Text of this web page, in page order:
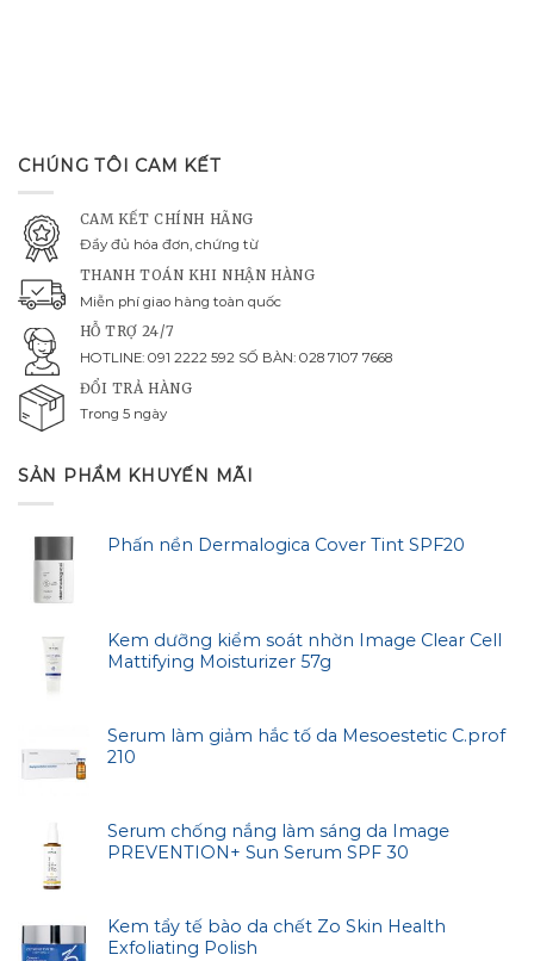
CHÚNG TÔI CAM KẾT
CAM KẾT CHÍNH HÃNG
Đầy đủ hóa đơn, chứng từ
THANH TOÁN KHI NHẬN HÀNG
Miễn phí giao hàng toàn quốc
HỖ TRỢ 24/7
HOTLINE: 091 2222 592 SỐ BÀN: 028 7107 7668
ĐỔI TRẢ HÀNG
Trong 5 ngày
SẢN PHẨM KHUYẾN MÃI
Phấn nền Dermalogica Cover Tint SPF20
Kem dưỡng kiểm soát nhờn Image Clear Cell
Mattifying Moisturizer 57g
Serum làm giảm hắc tố da Mesoestetic C.prof
210
Serum chống nắng làm sáng da Image
PREVENTION+ Sun Serum SPF 30
Kem tẩy tế bào da chết Zo Skin Health
Exfoliating Polish